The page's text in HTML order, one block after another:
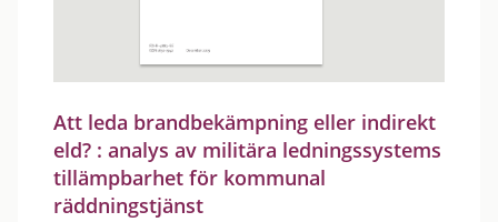
Att leda brandbekämpning eller indirekt
eld? : analys av militära ledningssystems
tillämpbarhet för kommunal
räddningstjänst